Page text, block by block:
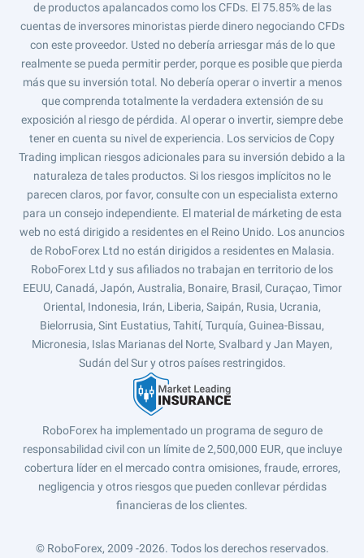
de productos apalancados como los CFDs. El 75.85% de las
cuentas de inversores minoristas pierde dinero negociando CFDs
con este proveedor. Usted no debería arriesgar más de lo que
realmente se pueda permitir perder, porque es posible que pierda
más que su inversión total. No debería operar o invertir a menos
que comprenda totalmente la verdadera extensión de su
exposición al riesgo de pérdida. Al operar o invertir, siempre debe
tener en cuenta su nivel de experiencia. Los servicios de Copy
Trading implican riesgos adicionales para su inversión debido a la
naturaleza de tales productos. Si los riesgos implícitos no le
parecen claros, por favor, consulte con un especialista externo
para un consejo independiente. El material de márketing de esta
web no está dirigido a residentes en el Reino Unido. Los anuncios
de RoboForex Ltd no están dirigidos a residentes en Malasia.
RoboForex Ltd y sus afiliados no trabajan en territorio de los
EEUU, Canadá, Japón, Australia, Bonaire, Brasil, Curaçao, Timor
Oriental, Indonesia, Irán, Liberia, Saipán, Rusia, Ucrania,
Bielorrusia, Sint Eustatius, Tahití, Turquía, Guinea-Bissau,
Micronesia, Islas Marianas del Norte, Svalbard y Jan Mayen,
Sudán del Sur y otros países restringidos.
RoboForex ha implementado un programa de seguro de
responsabilidad civil con un límite de 2,500,000 EUR, que incluye
cobertura líder en el mercado contra omisiones, fraude, errores,
negligencia y otros riesgos que pueden conllevar pérdidas
financieras de los clientes.
© RoboForex, 2009 -2026. Todos los derechos reservados.